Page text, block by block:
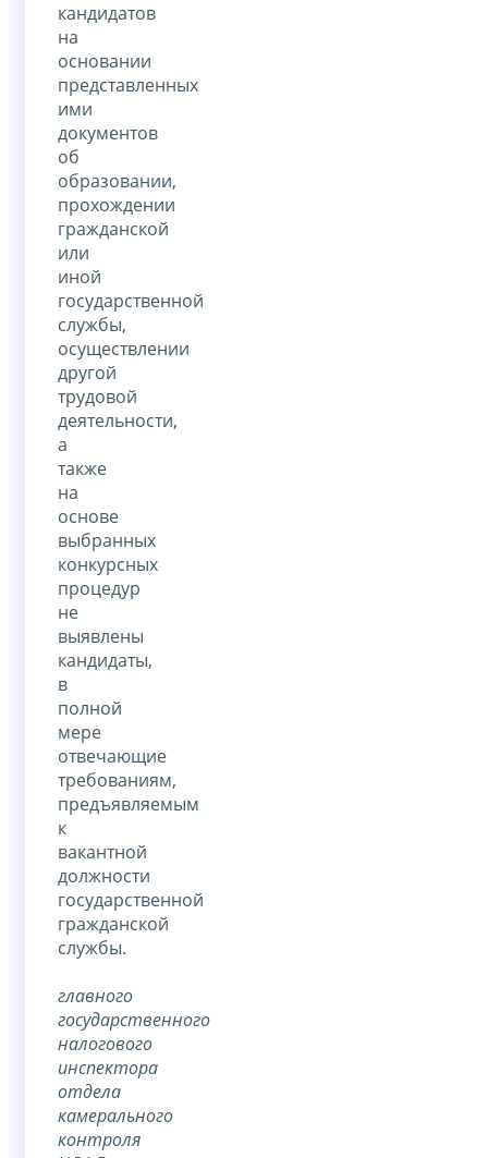
кандидатов
на
основании
представленных
ими
документов
об
образовании,
прохождении
гражданской
или
иной
государственной
службы,
осуществлении
другой
трудовой
деятельности,
а
также
на
основе
выбранных
конкурсных
процедур
не
выявлены
кандидаты,
в
полной
мере
отвечающие
требованиям,
предъявляемым
к
вакантной
должности
государственной
гражданской
службы.
главного
государственного
налогового
инспектора
отдела
камерального
контроля